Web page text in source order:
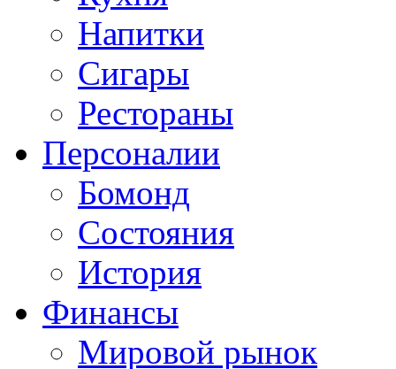
Напитки
Сигары
Рестораны
Персоналии
Бомонд
Состояния
История
Финансы
Мировой рынок